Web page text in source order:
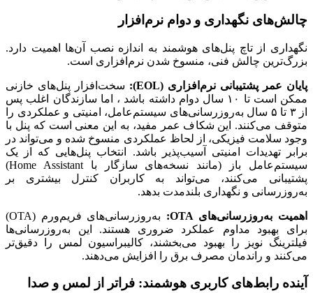
چالش‌های نگهداری و دوام نرم‌افزار
نگهداری از تاچ پنل‌های هوشمند به اندازه نصب آن‌ها اهمیت دارد.
بزرگ‌ترین چالش فنی، منسوخ شدن نرم‌افزاری است.
پایان عمر پشتیبانی نرم‌افزاری (EOL):
سخت‌افزار پنل‌های خازنی
ممکن است تا ۱۰ سال دوام داشته باشد ، اما سازندگان اغلب پس
از ۳ تا ۵ سال به‌روزرسانی‌های سیستم‌عامل، امنیتی و عملکردی را
متوقف می‌کنند. این شکاف عمر مفید، به این معنی است که پنل با
وجود سلامت فیزیکی، از لحاظ عملکردی منسوخ شده و می‌تواند در
برابر تهدیدات امنیتی آسیب‌پذیر باشد. انتخاب پنل‌هایی که از یک
سیستم‌عامل باز (مانند نسخه‌های سازگار با Home Assistant)
پشتیبانی می‌کنند، می‌تواند به کاربران کنترل بیشتری بر
به‌روزرسانی و نگهداری بلندمدت بدهد.
اهمیت به‌روزرسانی‌های OTA:
به‌روزرسانی‌های فریم‌ورم (OTA)
برای بهبود مداوم عملکرد ضروری هستند. این به‌روزرسانی‌ها
فیلترینگ نویز را بهبود می‌بخشند، کالیبراسیون لمس را دقیق‌تر
می‌کنند و راندمان مصرف برق را افزایش می‌دهند.
آینده رابط‌های کاربری هوشمند: فراتر از لمس و صدا